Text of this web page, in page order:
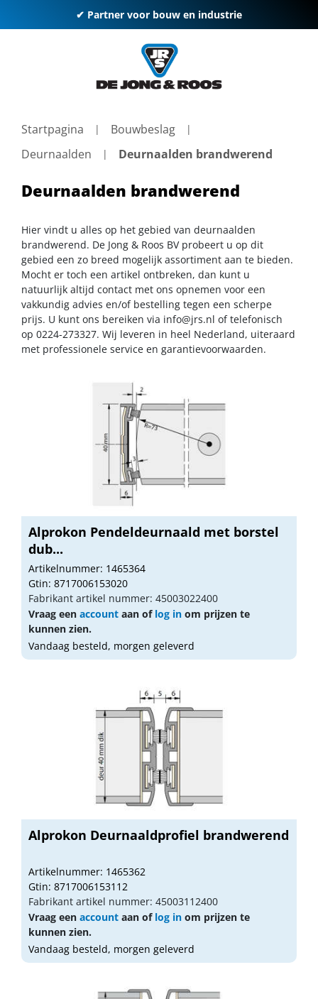
✔ Partner voor bouw en industrie
Startpagina
Bouwbeslag
Deurnaalden
Deurnaalden brandwerend
Deurnaalden brandwerend
Hier vindt u alles op het gebied van deurnaalden
brandwerend. De Jong & Roos BV probeert u op dit
gebied een zo breed mogelijk assortiment aan te bieden.
Mocht er toch een artikel ontbreken, dan kunt u
natuurlijk altijd contact met ons opnemen voor een
vakkundig advies en/of bestelling tegen een scherpe
prijs. U kunt ons bereiken via info@jrs.nl of telefonisch
op 0224-273327. Wij leveren in heel Nederland, uiteraard
met professionele service en garantievoorwaarden.
Alprokon Pendeldeurnaald met borstel
dub...
Artikelnummer: 1465364
Gtin: 8717006153020
Fabrikant artikel nummer: 45003022400
Vraag een account aan of log in om prijzen te
kunnen zien.
Vandaag besteld, morgen geleverd
Alprokon Deurnaaldprofiel brandwerend
Artikelnummer: 1465362
Gtin: 8717006153112
Fabrikant artikel nummer: 45003112400
Vraag een account aan of log in om prijzen te
kunnen zien.
Vandaag besteld, morgen geleverd